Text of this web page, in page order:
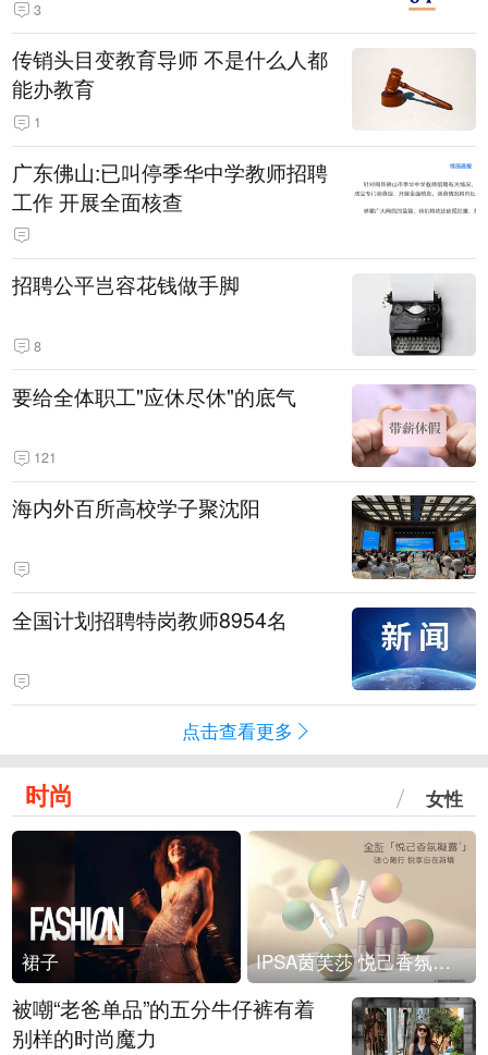
3
传销头目变教育导师 不是什么人都
能办教育
1
广东佛山:已叫停季华中学教师招聘
工作 开展全面核查
招聘公平岂容花钱做手脚
8
要给全体职工"应休尽休"的底气
121
海内外百所高校学子聚沈阳
全国计划招聘特岗教师8954名
点击查看更多
时尚 女性
裙子 IPSA茵芙莎 悦己香氛凝露上市
被嘲“老爸单品”的五分牛仔裤有着
别样的时尚魔力